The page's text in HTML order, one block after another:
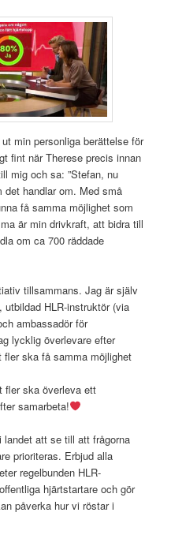
min personliga berättelse för
fint när Therese precis innan
mig och sa: ”Stefan, nu
det handlar om. Med små
få samma möjlighet som
är min drivkraft, att bidra till
om ca 700 räddade
tillsammans. Jag är själv
utbildad HLR-instruktör (via
ambassadör för
lycklig överlevare efter
ska få samma möjlighet
fler ska överleva ett
samarbeta!
att se till att frågorna
prioriteras. Erbjud alla
regelbunden HLR-
hjärtstartare och gör
påverka hur vi röstar i